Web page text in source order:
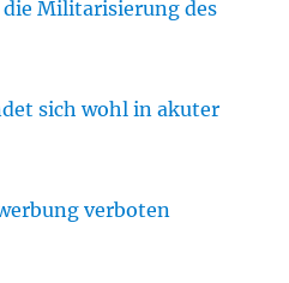
die Militarisierung des
sich wohl in akuter
verboten